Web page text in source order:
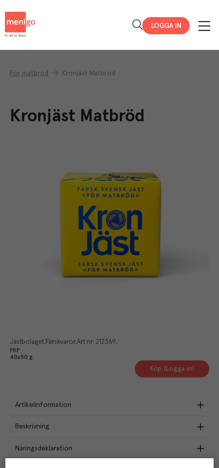
LOGGA IN
För matbröd Kronjäst Matbröd
Kronjäst Matbröd
Jästbolaget Färskvaror Art.nr. 212369
FRP
40x50 g
Köp (Logga in)
Artikelinformation
Beskrivning
Näringsdeklaration